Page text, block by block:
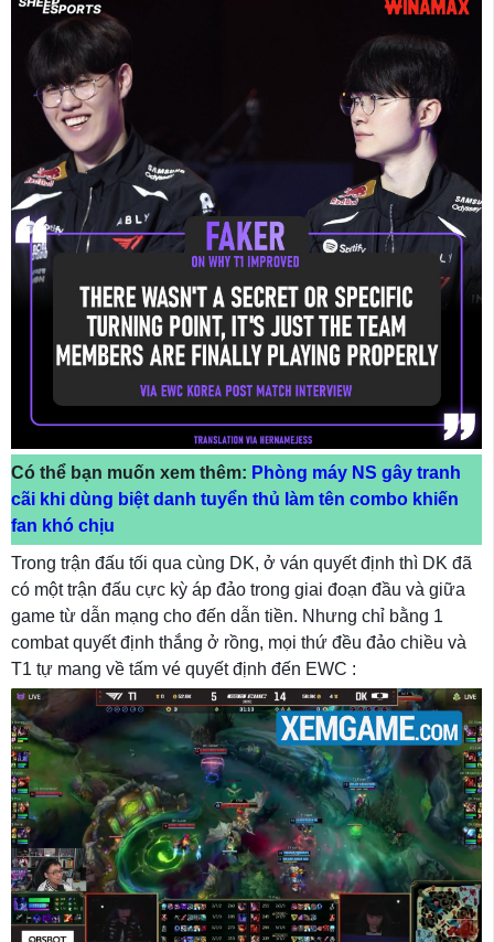
Có thể bạn muốn xem thêm: Phòng máy NS gây tranh
cãi khi dùng biệt danh tuyển thủ làm tên combo khiến
fan khó chịu
Trong trận đấu tối qua cùng DK, ở ván quyết định thì DK đã
có một trận đấu cực kỳ áp đảo trong giai đoạn đầu và giữa
game từ dẫn mạng cho đến dẫn tiền. Nhưng chỉ bằng 1
combat quyết định thắng ở rồng, mọi thứ đều đảo chiều và
T1 tự mang về tấm vé quyết định đến EWC :